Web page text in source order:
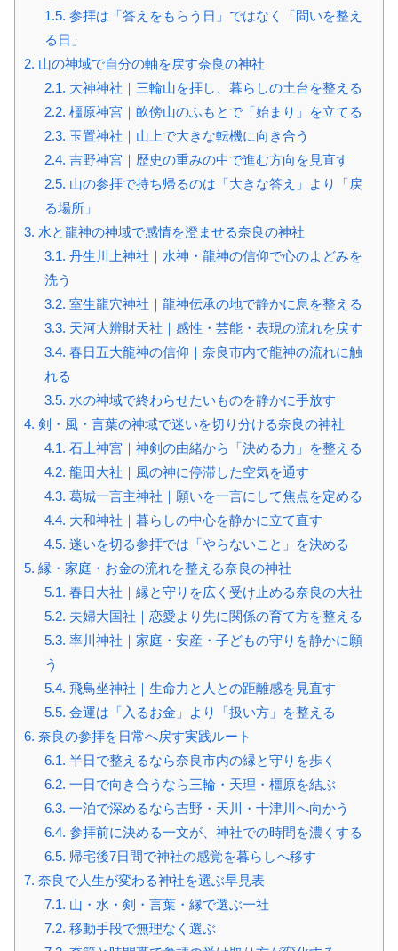
1.5. 参拝は「答えをもらう日」ではなく「問いを整え
る日」
2. 山の神域で自分の軸を戻す奈良の神社
2.1. 大神神社｜三輪山を拝し、暮らしの土台を整える
2.2. 橿原神宮｜畝傍山のふもとで「始まり」を立てる
2.3. 玉置神社｜山上で大きな転機に向き合う
2.4. 吉野神宮｜歴史の重みの中で進む方向を見直す
2.5. 山の参拝で持ち帰るのは「大きな答え」より「戻
る場所」
3. 水と龍神の神域で感情を澄ませる奈良の神社
3.1. 丹生川上神社｜水神・龍神の信仰で心のよどみを
洗う
3.2. 室生龍穴神社｜龍神伝承の地で静かに息を整える
3.3. 天河大辨財天社｜感性・芸能・表現の流れを戻す
3.4. 春日五大龍神の信仰｜奈良市内で龍神の流れに触
れる
3.5. 水の神域で終わらせたいものを静かに手放す
4. 剣・風・言葉の神域で迷いを切り分ける奈良の神社
4.1. 石上神宮｜神剣の由緒から「決める力」を整える
4.2. 龍田大社｜風の神に停滞した空気を通す
4.3. 葛城一言主神社｜願いを一言にして焦点を定める
4.4. 大和神社｜暮らしの中心を静かに立て直す
4.5. 迷いを切る参拝では「やらないこと」を決める
5. 縁・家庭・お金の流れを整える奈良の神社
5.1. 春日大社｜縁と守りを広く受け止める奈良の大社
5.2. 夫婦大国社｜恋愛より先に関係の育て方を整える
5.3. 率川神社｜家庭・安産・子どもの守りを静かに願
う
5.4. 飛鳥坐神社｜生命力と人との距離感を見直す
5.5. 金運は「入るお金」より「扱い方」を整える
6. 奈良の参拝を日常へ戻す実践ルート
6.1. 半日で整えるなら奈良市内の縁と守りを歩く
6.2. 一日で向き合うなら三輪・天理・橿原を結ぶ
6.3. 一泊で深めるなら吉野・天川・十津川へ向かう
6.4. 参拝前に決める一文が、神社での時間を濃くする
6.5. 帰宅後7日間で神社の感覚を暮らしへ移す
7. 奈良で人生が変わる神社を選ぶ早見表
7.1. 山・水・剣・言葉・縁で選ぶ一社
7.2. 移動手段で無理なく選ぶ